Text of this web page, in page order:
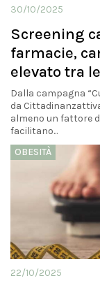
30/10/2025
Screening
farmacie,
elevato tra
Dalla campagna
da
almeno un fattore
facilitano...
OBESITÀ
22/10/2025